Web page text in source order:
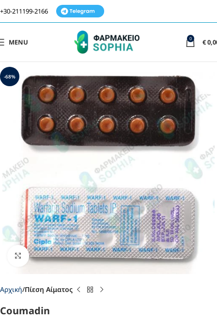
+30-211199-2166
MENU 0 €
-68%
Click to enlarge
Αρχική Πίεση Αίματος
Coumadin